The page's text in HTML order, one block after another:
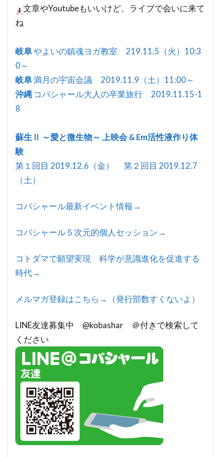
文章やYoutubeもいいけど、ライブで会いに来て
ね
岐阜やよいの鎮魂ヨガ教室 219.11.5（火）10:3
0～
岐阜満月の宇宙会議 2019.11.9（土）11:00～
沖縄 コバシャール大人の卒業旅行 2019.11.15-1
8
蘇生Ⅱ ～愛と微生物～ 上映会 & Em活性液作り体
験
第１回目 2019.12.6（金） 第２回目 2019.12.7
（土）
コバシャール最新イベント情報→
コバシャール５次元的個人セッション→
コトダマで願望実現 科学が意識進化を促進する
時代→
メルマガ登録はこちら→（発行部数すくないよ）
LINE友達募集中 @kobashar ＠付きで検索して
ください